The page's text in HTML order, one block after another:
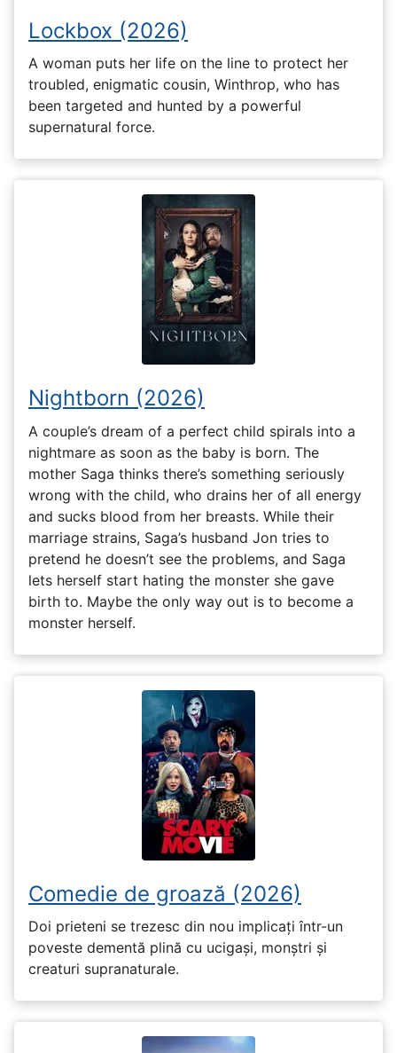
Lockbox (2026)
A woman puts her life on the line to protect her
troubled, enigmatic cousin, Winthrop, who has
been targeted and hunted by a powerful
supernatural force.
Nightborn (2026)
A couple’s dream of a perfect child spirals into a
nightmare as soon as the baby is born. The
mother Saga thinks there’s something seriously
wrong with the child, who drains her of all energy
and sucks blood from her breasts. While their
marriage strains, Saga’s husband Jon tries to
pretend he doesn’t see the problems, and Saga
lets herself start hating the monster she gave
birth to. Maybe the only way out is to become a
monster herself.
Comedie de groază (2026)
Doi prieteni se trezesc din nou implicați într-un
poveste dementă plină cu ucigași, monștri și
creaturi supranaturale.